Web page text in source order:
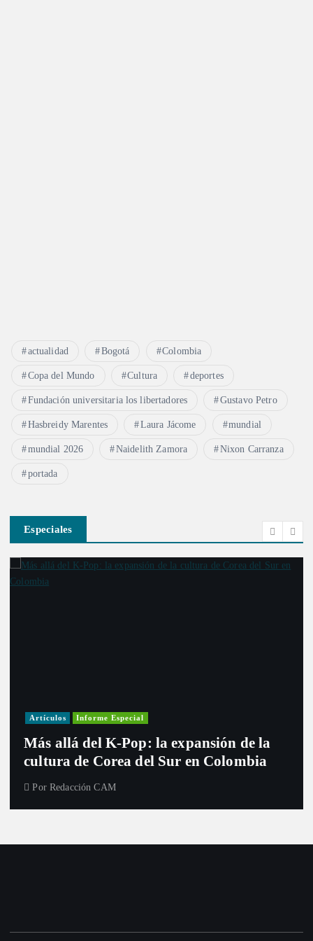
actualidad Bogotá Colombia
Copa del Mundo Cultura deportes
Fundación universitaria los libertadores Gustavo Petro
Hasbreidy Marentes Laura Jácome mundial
mundial 2026 Naidelith Zamora Nixon Carranza
portada
Especiales
Artículos Informe Especial
Más allá del K-Pop: la expansión de la
cultura de Corea del Sur en Colombia
Por Redacción CAM